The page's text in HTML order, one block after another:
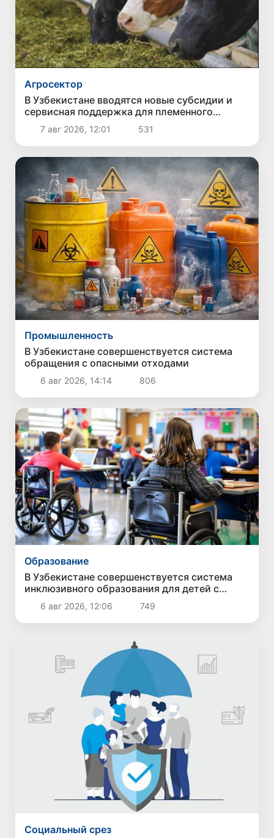
Агросектор
В Узбекистане вводятся новые субсидии и
сервисная поддержка для племенного
животноводства
7 авг 2026, 12:01 531
Промышленность
В Узбекистане совершенствуется система
обращения с опасными отходами
6 авг 2026, 14:14 806
Образование
В Узбекистане совершенствуется система
инклюзивного образования для детей с
особыми образовательными потребностями
6 авг 2026, 12:06 749
Социальный срез